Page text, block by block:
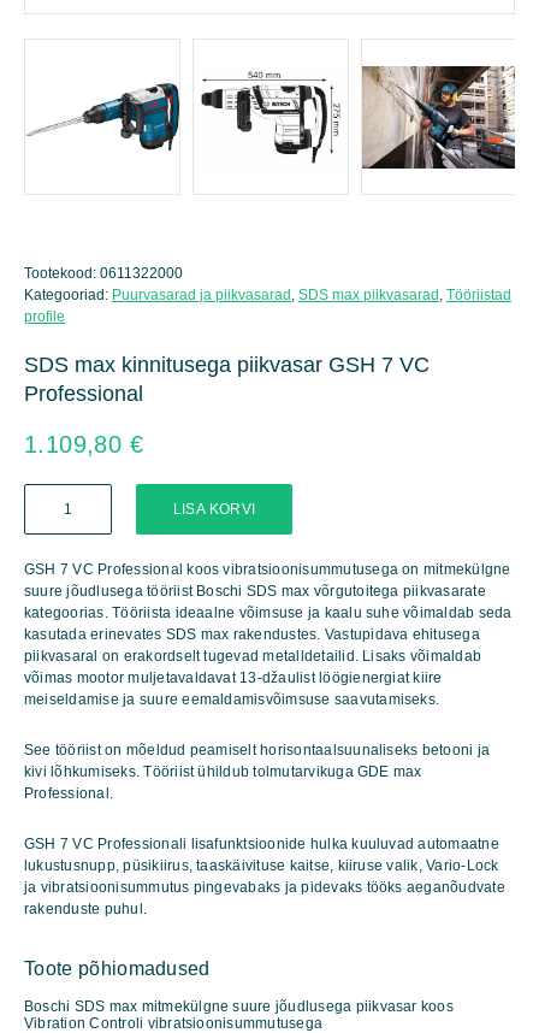
Tootekood: 0611322000
Kategooriad: Puurvasarad ja piikvasarad SDS max piikvasarad Tööriistad
profile
SDS max kinnitusega piikvasar GSH 7 VC
Professional
1.109,80 €
kinnitusega
GSH
7
VC
Professional
kogus
LISA KORVI
GSH 7 VC Professional koos vibratsioonisummutusega on mitmekülgne
suure jõudlusega tööriist Boschi SDS max võrgutoitega piikvasarate
kategoorias. Tööriista ideaalne võimsuse ja kaalu suhe võimaldab seda
kasutada erinevates SDS max rakendustes. Vastupidava ehitusega
piikvasaral on erakordselt tugevad metalldetailid. Lisaks võimaldab
võimas mootor muljetavaldavat 13-džaulist löögienergiat kiire
meiseldamise ja suure eemaldamisvõimsuse saavutamiseks.
See tööriist on mõeldud peamiselt horisontaalsuunaliseks betooni ja
kivi lõhkumiseks. Tööriist ühildub tolmutarvikuga GDE max
Professional.
GSH 7 VC Professionali lisafunktsioonide hulka kuuluvad automaatne
lukustusnupp, püsikiirus, taaskäivituse kaitse, kiiruse valik, Vario-Lock
ja vibratsioonisummutus pingevabaks ja pidevaks tööks aeganõudvate
rakenduste puhul.
Toote põhiomadused
Boschi SDS max mitmekülgne suure jõudlusega piikvasar koos
Vibration Controli vibratsioonisummutusega